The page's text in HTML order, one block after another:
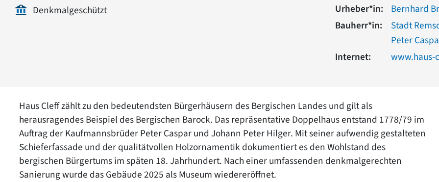
Denkmalgeschützt
Urheber*in:
Bernhard
Bauherr*in:
Stadt
Peter
Internet:
www.haus-
Haus Cleff zählt zu den bedeutendsten Bürgerhäusern des Bergischen Landes und gilt als
herausragendes Beispiel des Bergischen Barock. Das repräsentative Doppelhaus entstand 1778/79 im
Auftrag der Kaufmannsbrüder Peter Caspar und Johann Peter Hilger. Mit seiner aufwendig gestalteten
Schieferfassade und der qualitätvollen Holzornamentik dokumentiert es den Wohlstand des
bergischen Bürgertums im späten 18. Jahrhundert. Nach einer umfassenden denkmalgerechten
Sanierung wurde das Gebäude 2025 als Museum wiedereröffnet.